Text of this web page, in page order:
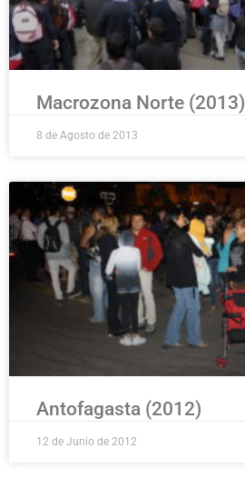
Macrozona Norte (2013)
8 de Agosto de 2013
Antofagasta (2012)
12 de Junio de 2012